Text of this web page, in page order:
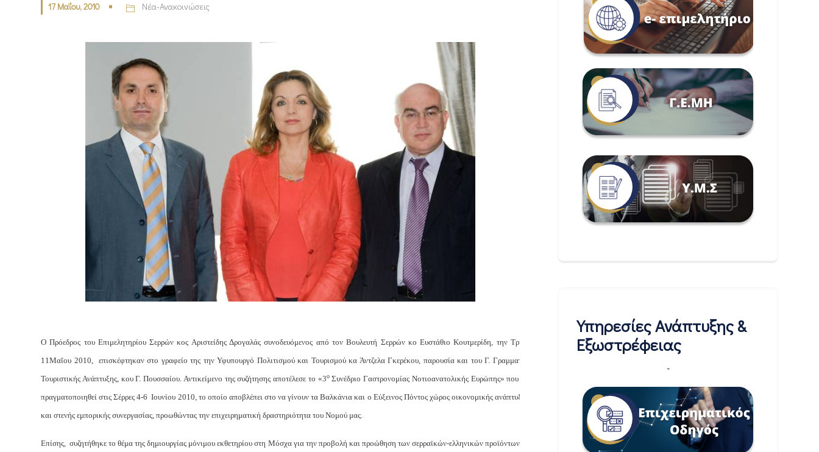
17 Μαΐου, 2010 Νέα-Ανακοινώσεις
Ο Πρόεδρος του Επιμελητηρίου Σερρών κος Αριστείδης Δρογαλάς συνοδευόμενος από τον Βουλευτή Σερρών κο Ευστάθιο Κουτμερίδη, την Τρίτη
11Μαΐου 2010, επισκέφτηκαν στο γραφείο της την Υφυπουργό Πολιτισμού και Τουρισμού κα Άντζελα Γκερέκου, παρουσία και του Γ. Γραμματέα
Τουριστικής Ανάπτυξης, κου Γ. Πουσσαίου. Αντικείμενο της συζήτησης αποτέλεσε το «3οΣυνέδριο Γαστρονομίας Νοτιοανατολικής Ευρώπης» που θα
πραγματοποιηθεί στις Σέρρες 4-6 Ιουνίου 2010, το οποίο αποβλέπει στο να γίνουν τα Βαλκάνια και ο Εύξεινος Πόντος χώρος οικονομικής ανάπτυξης
και στενής εμπορικής συνεργασίας, προωθώντας την επιχειρηματική δραστηριότητα του Νομού μας.
Επίσης, συζητήθηκε το θέμα της δημιουργίας μόνιμου εκθετηρίου στη Μόσχα για την προβολή και προώθηση των σερραϊκών-ελληνικών προϊόντων με
Υπηρεσίες Ανάπτυξης &
Εξωστρέφειας
-